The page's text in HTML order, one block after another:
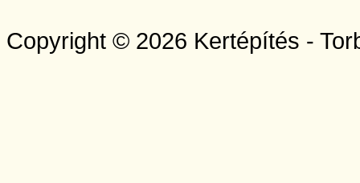
Copyright © 2026 Kertépítés -